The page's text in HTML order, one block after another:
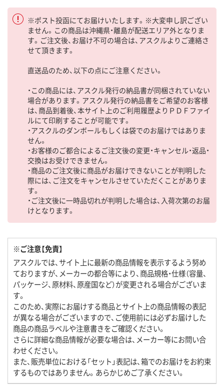
※ポスト投函にてお届けいたします。※大変申し訳ござい
ません。この商品は沖縄県・離島が配送エリア外となりま
す。ご注文後、お届け不可の場合は、アスクルよりご連絡さ
せて頂きます。
直送品のため、以下の点にご注意ください。
・この商品には、アスクル発行の納品書が同梱されていない
場合があります。アスクル発行の納品書をご希望のお客様
は、商品到着後、本サイト上のご利用履歴よりＰＤＦファイ
ルにて印刷することが可能です。
・アスクルのダンボールもしくは袋でのお届けではありま
せん。
・お客様のご都合によるご注文後の変更・キャンセル・返品・
交換はお受けできません。
・商品のご注文後に商品がお届けできないことが判明した
際には、ご注文をキャンセルさせていただくことがありま
す。
・ご注文後に一時品切れが判明した場合は、入荷次第のお届
けとなります。
※ご注意【免責】
アスクルでは、サイト上に最新の商品情報を表示するよう努め
ておりますが、メーカーの都合等により、商品規格・仕様（容量、
パッケージ、原材料、原産国など）が変更される場合がございま
す。
このため、実際にお届けする商品とサイト上の商品情報の表記
が異なる場合がございますので、ご使用前には必ずお届けした
商品の商品ラベルや注意書きをご確認ください。
さらに詳細な商品情報が必要な場合は、メーカー等にお問い合
わせください。
また、販売単位における「セット」表記は、箱でのお届けをお約束
するものではありません。あらかじめご了承ください。